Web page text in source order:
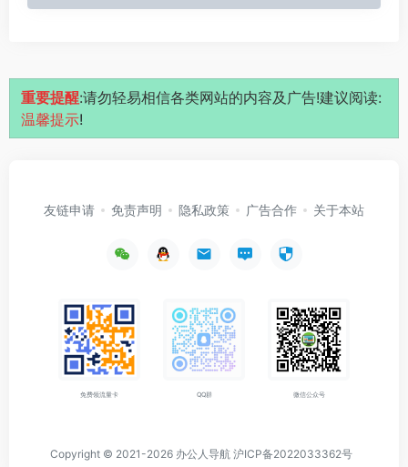
重要提醒:请勿轻易相信各类网站的内容及广告!建议阅读:
温馨提示!
友链申请 免责声明 隐私政策 广告合作 关于本站
免费领流量卡 QQ群 微信公众号
Copyright © 2021-2026 办公人导航 沪ICP备2022033362号